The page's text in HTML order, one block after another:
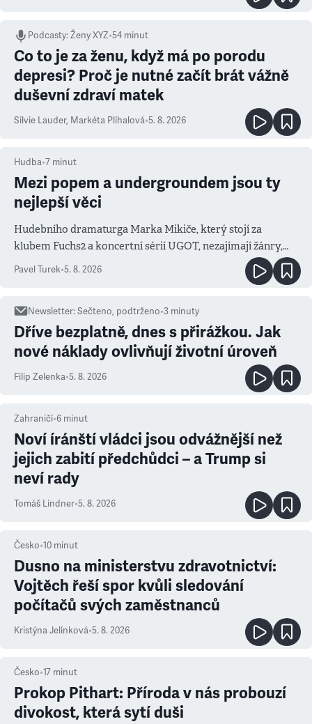
Podcasty:Ženy XYZ•54 minut
Co to je za ženu, když má po porodu
depresi? Proč je nutné začít brát vážně
duševní zdraví matek
Silvie Lauder, Markéta Plíhalová•5. 8. 2026
Hudba•7 minut
Mezi popem a undergroundem jsou ty
nejlepší věci
Hudebního dramaturga Marka Mikiče, který stojí za
klubem Fuchs2 a koncertní sérií UGOT, nezajímají žánry,
ale atmosféra
Pavel Turek•5. 8. 2026
Newsletter:Sečteno, podtrženo•3 minuty
Dříve bezplatně, dnes s přirážkou. Jak
nové náklady ovlivňují životní úroveň
Filip Zelenka•5. 8. 2026
Zahraničí•6 minut
Noví íránští vládci jsou odvážnější než
jejich zabití předchůdci – a Trump si
neví rady
Tomáš Lindner•5. 8. 2026
Česko•10 minut
Dusno na ministerstvu zdravotnictví:
Vojtěch řeší spor kvůli sledování
počítačů svých zaměstnanců
Kristýna Jelínková•5. 8. 2026
Česko•17 minut
Prokop Pithart: Příroda v nás probouzí
divokost, která sytí duši